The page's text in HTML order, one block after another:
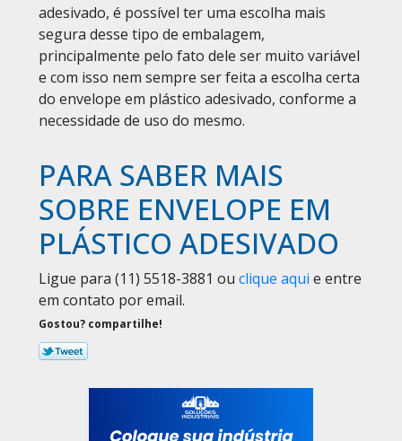
adesivado, é possível ter uma escolha mais
segura desse tipo de embalagem,
principalmente pelo fato dele ser muito variável
e com isso nem sempre ser feita a escolha certa
do envelope em plástico adesivado, conforme a
necessidade de uso do mesmo.
PARA SABER MAIS
SOBRE ENVELOPE EM
PLÁSTICO ADESIVADO
Ligue para (11) 5518-3881 ou clique aqui e entre
em contato por email.
Gostou? compartilhe!